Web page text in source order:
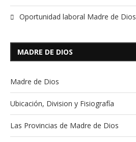
Oportunidad laboral Madre de Dios
MADRE DE DIOS
Madre de Dios
Ubicación, Division y Fisiografía
Las Provincias de Madre de Dios